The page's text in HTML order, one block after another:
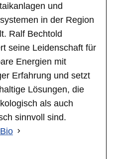
und
in der Region
Ralf Bechtold
seine Leidenschaft für
Energien mit
Erfahrung und setzt
Lösungen, die
als auch
sinnvoll sind.